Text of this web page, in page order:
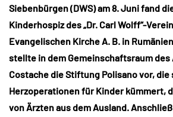
Siebenbürgen (DWS) am 8. Juni fand
Kinderhospiz des „Dr. Carl Wolff“-
Evangelischen Kirche A. B. in
stellte in dem Gemeinschaftsraum
Costache die Stiftung Polisano vor, die
Herzoperationen für Kinder kümmert,
von Ärzten aus dem Ausland.